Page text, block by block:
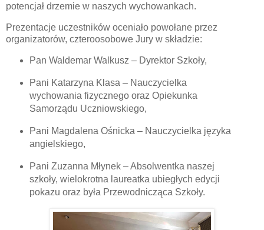
potencjał drzemie w naszych wychowankach.
Prezentacje uczestników oceniało powołane przez
organizatorów, czteroosobowe Jury w składzie:
Pan Waldemar Walkusz – Dyrektor Szkoły,
Pani Katarzyna Klasa – Nauczycielka
wychowania fizycznego oraz Opiekunka
Samorządu Uczniowskiego,
Pani Magdalena Ośnicka – Nauczycielka języka
angielskiego,
Pani Zuzanna Młynek – Absolwentka naszej
szkoły, wielokrotna laureatka ubiegłych edycji
pokazu oraz była Przewodnicząca Szkoły.